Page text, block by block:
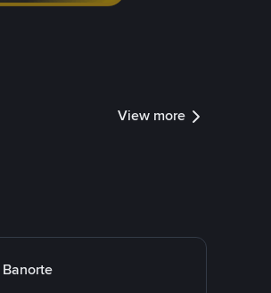
View more
Banorte